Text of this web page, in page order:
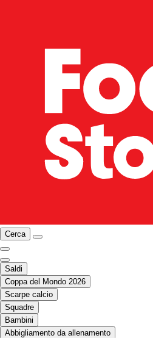
Cerca
Saldi
Coppa del Mondo 2026
Scarpe calcio
Squadre
Bambini
Abbigliamento da allenamento